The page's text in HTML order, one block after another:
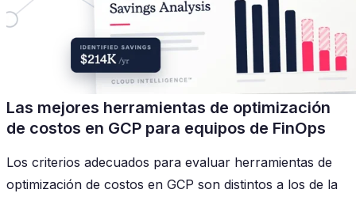
Las mejores herramientas de optimización
de costos en GCP para equipos de FinOps
Los criterios adecuados para evaluar herramientas de
optimización de costos en GCP son distintos a los de la